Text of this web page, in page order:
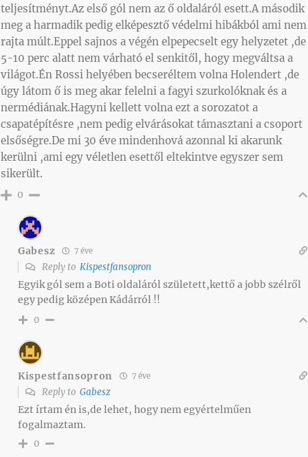
teljesítményt.Az első gól nem az ő oldaláról esett.A második
meg a harmadik pedig elképesztő védelmi hibákból ami nem
rajta múlt.Eppel sajnos a végén elpepecselt egy helyzetet ,de
5-10 perc alatt nem várható el senkitől, hogy megváltsa a
világot.Én Rossi helyében becseréltem volna Holendert ,de
úgy látom ő is meg akar felelni a fagyi szurkolóknak és a
nermédiának.Hagyni kellett volna ezt a sorozatot a
csapatépítésre ,nem pedig elvárásokat támasztani a csoport
elsőségre.De mi 30 éve mindenhová azonnal ki akarunk
kerülni ,ami egy véletlen esettől eltekintve egyszer sem
sikerült.
0
Gabesz 7 éve
Reply to Kispestfansopron
Egyik gól sem a Boti oldaláról született,kettő a jobb szélről
egy pedig középen Kádárról !!
0
Kispestfansopron 7 éve
Reply to Gabesz
Ezt írtam én is,de lehet, hogy nem egyértelműen
fogalmaztam.
0